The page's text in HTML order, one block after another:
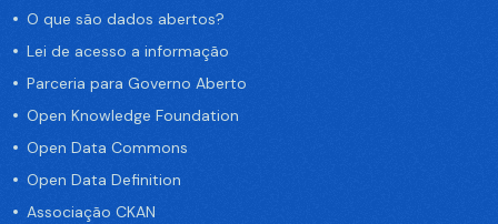
O que são dados abertos?
Lei de acesso a informação
Parceria para Governo Aberto
Open Knowledge Foundation
Open Data Commons
Open Data Definition
Associação CKAN